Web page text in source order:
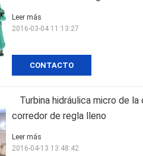
CONTACTO
Leer más
2016-03-04 11:13:27
Turbina hidráulica micro de
corredor de regla lleno
Leer más
2016-04-13 13:48:42